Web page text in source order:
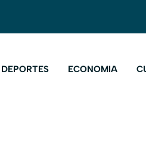
DEPORTES ECONOMIA